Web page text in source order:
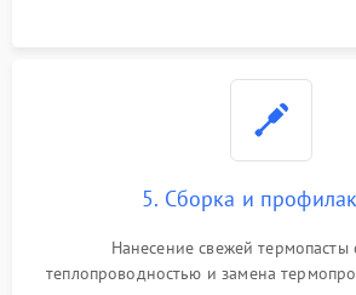
5. Сборка и
Нанесение свежей термопасты
теплопроводностью и замена